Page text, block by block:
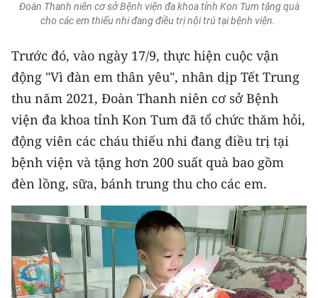
中文
FRANÇAIS
РУССКИЙ
ESPAÑOL
Đoàn Thanh niên cơ sở Bệnh viện đa khoa tỉnh Kon Tum tặng quà
cho các em thiếu nhi đang điều trị nội trú tại bệnh viện.
Trước đó, vào ngày 17/9, thực hiện cuộc vận
động "Vì đàn em thân yêu", nhân dịp Tết Trung
thu năm 2021, Đoàn Thanh niên cơ sở Bệnh
viện đa khoa tỉnh Kon Tum đã tổ chức thăm hỏi,
động viên các cháu thiếu nhi đang điều trị tại
bệnh viện và tặng hơn 200 suất quà bao gồm
đèn lồng, sữa, bánh trung thu cho các em.